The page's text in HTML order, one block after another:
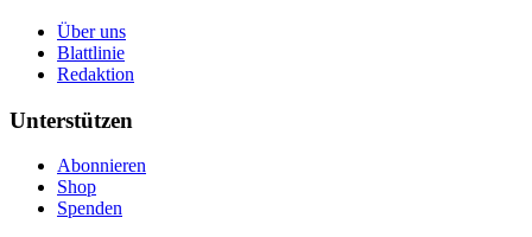
Über uns
Blattlinie
Redaktion
Unterstützen
Abonnieren
Shop
Spenden